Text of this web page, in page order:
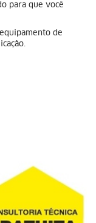
para que você
de